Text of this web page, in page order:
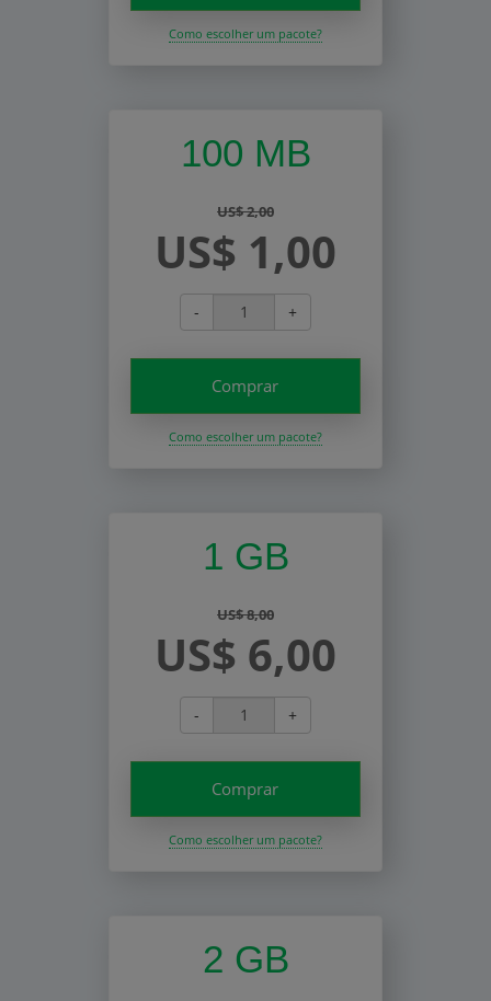
Como escolher um pacote?
100 MB
US$ 2,00
US$ 1,00
- +
Comprar
Como escolher um pacote?
1 GB
US$ 8,00
US$ 6,00
- +
Comprar
Como escolher um pacote?
2 GB